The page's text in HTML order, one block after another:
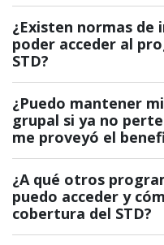
¿Existen normas de
poder acceder al
STD?
¿Puedo mantener
grupal si ya no
me proveyó el
¿A qué otros
puedo acceder y
cobertura del STD?